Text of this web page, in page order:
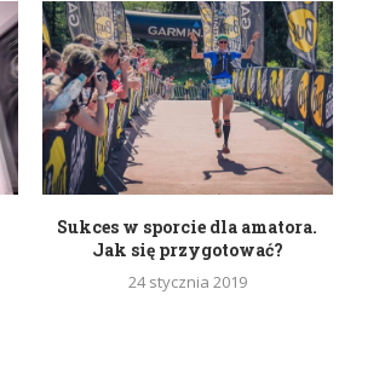
Sukces w sporcie dla amatora.
Jak się przygotować?
24 stycznia 2019